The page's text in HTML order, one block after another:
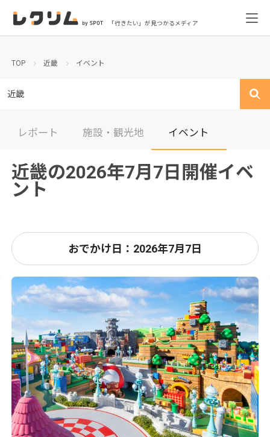
「行きたい」が見つかるメディア
TOP 近畿 イベント
近畿
レポート 施設・観光地 イベント
近畿の2026年7月7日開催イベ
ント
おでかけ日：2026年7月7日